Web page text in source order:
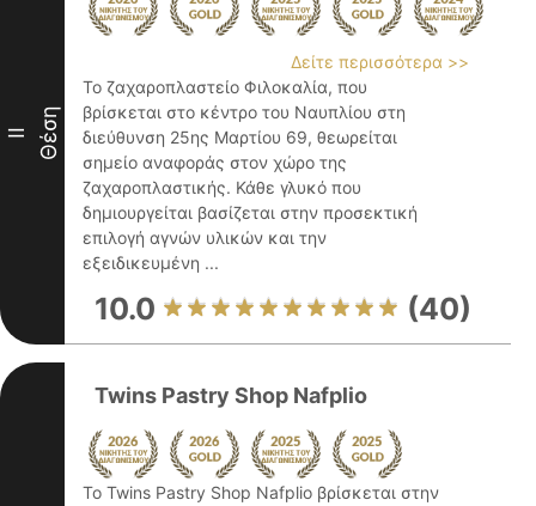
II Θέση
Δείτε περισσότερα >>
Το ζαχαροπλαστείο Φιλοκαλία, που
βρίσκεται στο κέντρο του Ναυπλίου στη
διεύθυνση 25ης Μαρτίου 69, θεωρείται
σημείο αναφοράς στον χώρο της
ζαχαροπλαστικής. Κάθε γλυκό που
δημιουργείται βασίζεται στην προσεκτική
επιλογή αγνών υλικών και την
εξειδικευμένη ...
10.0 (40)
Twins Pastry Shop Nafplio
Το Twins Pastry Shop Nafplio βρίσκεται στην